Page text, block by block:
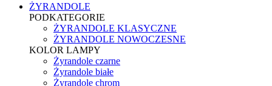
ŻYRANDOLE
PODKATEGORIE
ŻYRANDOLE KLASYCZNE
ŻYRANDOLE NOWOCZESNE
KOLOR LAMPY
Żyrandole czarne
Żyrandole białe
Żyrandole chrom